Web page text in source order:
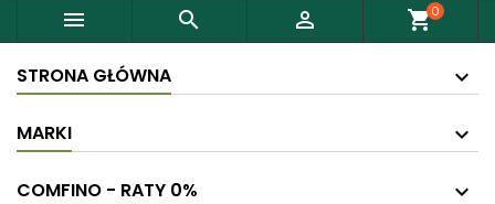
   shopping_cart0
STRONA GŁÓWNA
MARKI
COMFINO - RATY 0%